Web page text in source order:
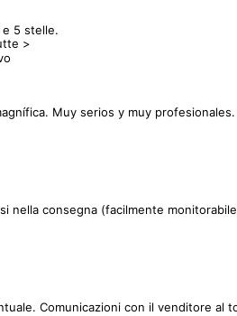
5 stelle.
>
Muy serios y muy profesionales.
nella consegna (facilmente
Comunicazioni con il venditore al